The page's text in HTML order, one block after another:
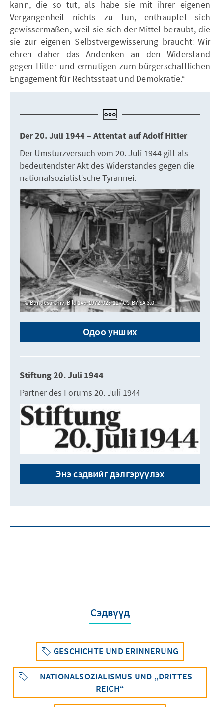
kann, die so tut, als habe sie mit ihrer eigenen
Vergangenheit nichts zu tun, enthauptet sich
gewissermaßen, weil sie sich der Mittel beraubt, die
sie zur eigenen Selbstvergewisserung braucht: Wir
ehren daher das Andenken an den Widerstand
gegen Hitler und ermutigen zum bürgerschaftlichen
Engagement für Rechtsstaat und Demokratie.“
Der 20. Juli 1944 – Attentat auf Adolf Hitler
Der Umsturzversuch vom 20. Juli 1944 gilt als
bedeutendster Akt des Widerstandes gegen die
nationalsozialistische Tyrannei.
Bundesarchiv, Bild 146-1972-025-12 / CC-BY-SA 3.0
Одоо унших
Stiftung 20. Juli 1944
Partner des Forums 20. Juli 1944
Энэ сэдвийг дэлгэрүүлэх
Сэдвүүд
GESCHICHTE UND ERINNERUNG
NATIONALSOZIALISMUS UND „DRITTES
REICH“